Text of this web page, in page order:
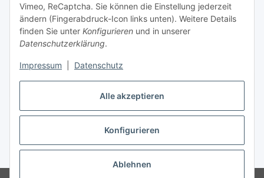
Alle akzeptieren
Konfigurieren
Ablehnen
Vimeo, ReCaptcha. Sie können die Einstellung jederzeit
ändern (Fingerabdruck-Icon links unten). Weitere Details
finden Sie unter Konfigurieren und in unserer
Datenschutzerklärung.
Impressum Datenschutz
Vertrag widerrufen
* Alle Preise inkl. gesetzlicher USt., zzgl.Versand